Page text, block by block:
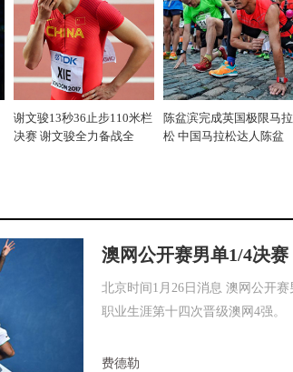
谢文骏13秒36止步110米栏
决赛 谢文骏全力备战全
陈盆滨完成英国极限马拉
松 中国马拉松达人陈盆
澳网公开赛男单1/4决
北京时间1月26日消息 澳网公开
职业生涯第十四次晋级澳网4强。
费德勒